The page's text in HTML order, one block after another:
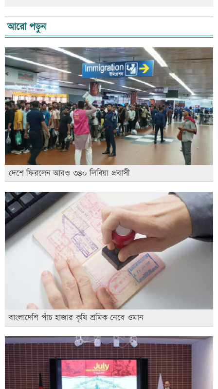
আরো পড়ুন
দেশে ফিরলেন আরও ৩৪০ লিবিয়া প্রবাসী
বাংলাদেশি পাঁচ হাজার কৃষি শ্রমিক নেবে ওমান